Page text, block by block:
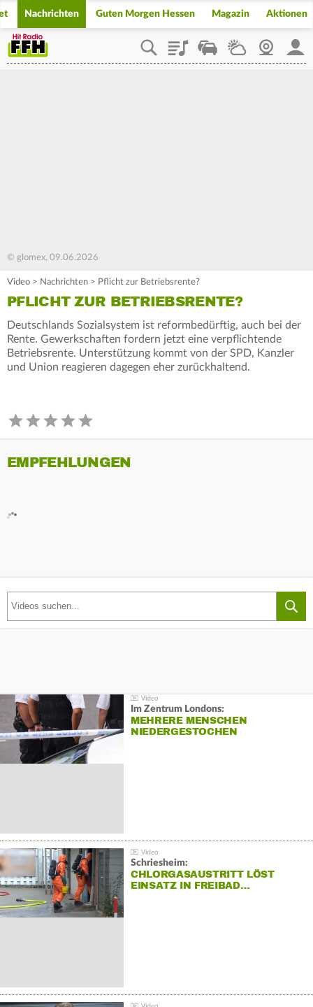
Nachrichten Guten Morgen Hessen Magazin Aktionen
PlaylistStaupilotWetterWebcam
© glomex, 09.06.2026
Video > Nachrichten > Pflicht zur Betriebsrente?
PFLICHT ZUR BETRIEBSRENTE?
Deutschlands Sozialsystem ist reformbedürftig, auch bei der
Rente. Gewerkschaften fordern jetzt eine verpflichtende
Betriebsrente. Unterstützung kommt von der SPD, Kanzler
und Union reagieren dagegen eher zurückhaltend.
EMPFEHLUNGEN
Im Zentrum Londons:
MEHRERE MENSCHEN
NIEDERGESTOCHEN
Schriesheim:
CHLORGASAUSTRITT LÖST
EINSATZ IN FREIBAD…